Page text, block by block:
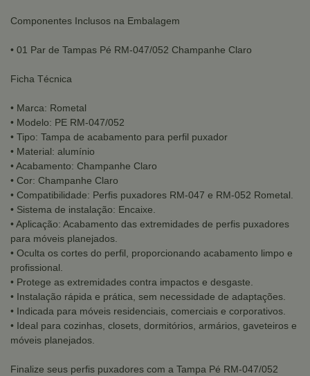
Componentes Inclusos na Embalagem
• 01 Par de Tampas Pé RM-047/052 Champanhe Claro
Ficha Técnica
• Marca: Rometal
• Modelo: PE RM-047/052
• Tipo: Tampa de acabamento para perfil puxador
• Material: alumínio
• Acabamento: Champanhe Claro
• Cor: Champanhe Claro
• Compatibilidade: Perfis puxadores RM-047 e RM-052 Rometal.
• Sistema de instalação: Encaixe.
• Aplicação: Acabamento das extremidades de perfis puxadores
para móveis planejados.
• Oculta os cortes do perfil, proporcionando acabamento limpo e
profissional.
• Protege as extremidades contra impactos e desgaste.
• Instalação rápida e prática, sem necessidade de adaptações.
• Indicada para móveis residenciais, comerciais e corporativos.
• Ideal para cozinhas, closets, dormitórios, armários, gaveteiros e
móveis planejados.
Finalize seus perfis puxadores com a Tampa Pé RM-047/052